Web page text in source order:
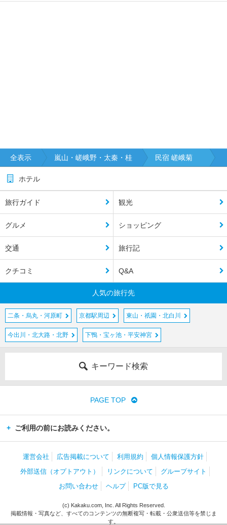
全表示 嵐山・嵯峨野・太秦・桂 民宿 嵯峨菊
ホテル
旅行ガイド 観光
グルメ ショッピング
交通 旅行記
クチコミ Q&A
人気の旅行先
二条・烏丸・河原町 京都駅周辺 東山・祇園・北白川
今出川・北大路・北野 下鴨・宝ヶ池・平安神宮
キーワード検索
PAGE TOP
ご利用の前にお読みください。
運営会社 広告掲載について 利用規約
個人情報保護方針
外部送信（オプトアウト）
リンクについて
グループサイト
お問い合わせ
ヘルプ PC版で見る
(c) Kakaku.com, Inc. All Rights Reserved.
掲載情報・写真など、すべてのコンテンツの無断複写・転載・公衆送信等を禁じま
す。